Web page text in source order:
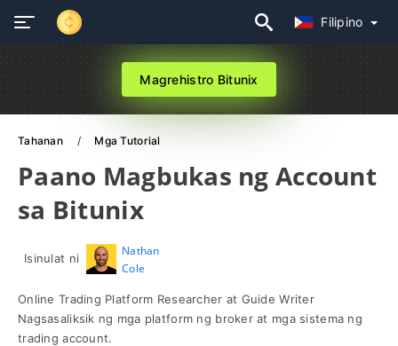
Filipino
Magrehistro Bitunix
Tahanan Mga Tutorial
Paano Magbukas ng Account
sa Bitunix
Isinulat ni
Nathan
Cole
Online Trading Platform Researcher at Guide Writer
Nagsasaliksik ng mga platform ng broker at mga sistema ng
trading account.